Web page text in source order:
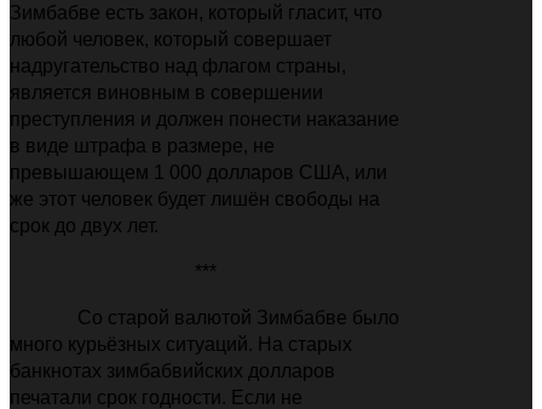
Зимбабве есть закон, который гласит, что
любой человек, который совершает
надругательство над флагом страны,
является виновным в совершении
преступления и должен понести наказание
в виде штрафа в размере, не
превышающем 1 000 долларов США, или
же этот человек будет лишён свободы на
срок до двух лет.
***
Со старой валютой Зимбабве было
много курьёзных ситуаций. На старых
банкнотах зимбабвийских долларов
печатали срок годности. Если не